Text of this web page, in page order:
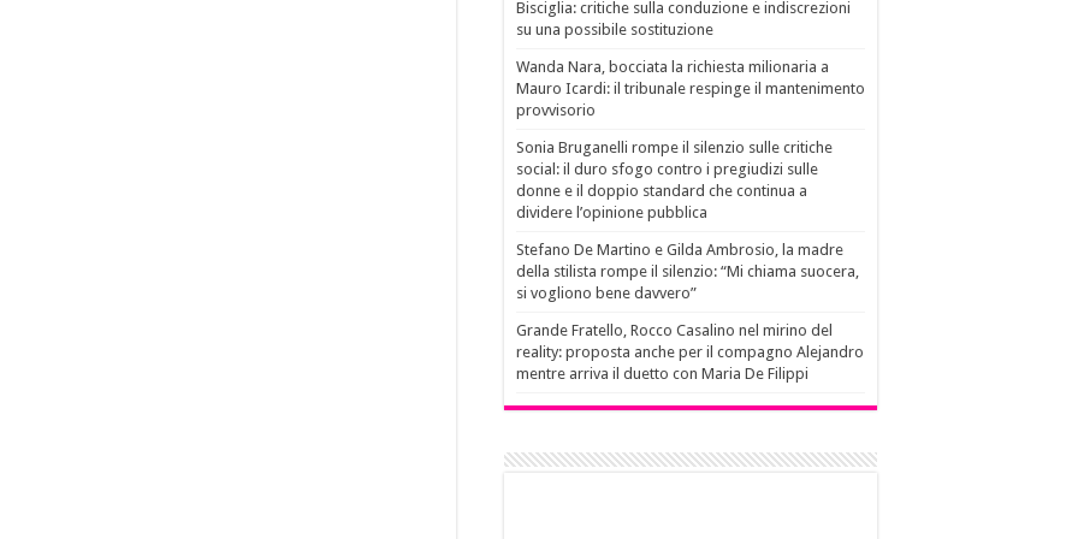
Bisciglia: critiche sulla conduzione e indiscrezioni
su una possibile sostituzione
Wanda Nara, bocciata la richiesta milionaria a
Mauro Icardi: il tribunale respinge il mantenimento
provvisorio
Sonia Bruganelli rompe il silenzio sulle critiche
social: il duro sfogo contro i pregiudizi sulle
donne e il doppio standard che continua a
dividere l’opinione pubblica
Stefano De Martino e Gilda Ambrosio, la madre
della stilista rompe il silenzio: “Mi chiama suocera,
si vogliono bene davvero”
Grande Fratello, Rocco Casalino nel mirino del
reality: proposta anche per il compagno Alejandro
mentre arriva il duetto con Maria De Filippi